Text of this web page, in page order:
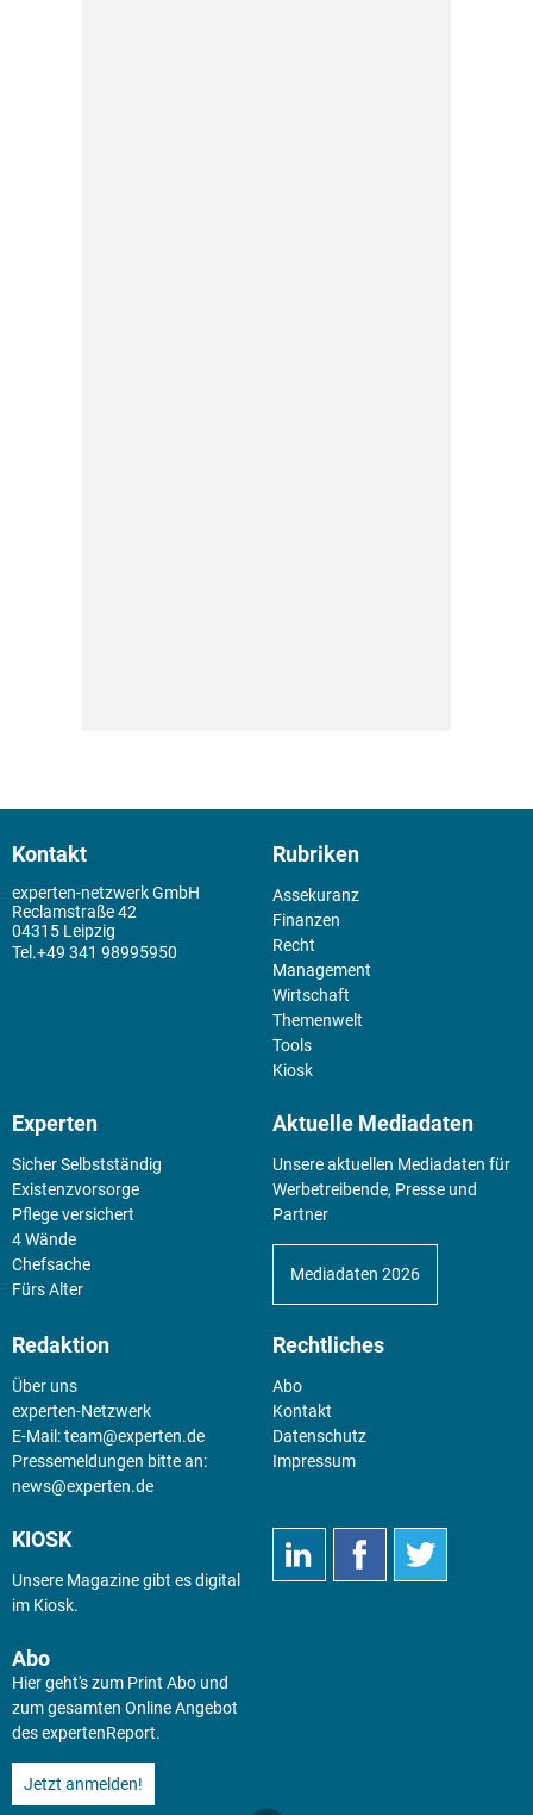
Kontakt
experten-netzwerk GmbH
Reclamstraße 42
04315 Leipzig
+49 341 98995950
Rubriken
Assekuranz
Finanzen
Recht
Management
Wirtschaft
Themenwelt
Tools
Kiosk
Experten
Sicher Selbstständig
Existenz­vorsorge
Pflege versichert
4 Wände
Chefsache
Fürs Alter
Aktuelle Mediadaten
Unsere aktuellen Mediadaten für
Werbetreibende, Presse und
Partner
Mediadaten 2026
Redaktion
Über uns
experten-Netzwerk
E-Mail:team@experten.de
Pressemeldungen bitte an:
news@experten.de
Rechtliches
Abo
Kontakt
Datenschutz
Impressum
KIOSK
Unsere Magazine gibt es digital
im Kiosk.
Abo
Hier geht's zum Print Abo und
zum gesamten Online Angebot
des expertenReport.
Jetzt anmelden!